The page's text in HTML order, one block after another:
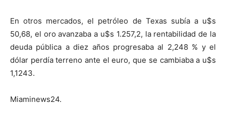
En otros mercados, el petróleo de Texas subía a u$s
50,68, el oro avanzaba a u$s 1.257,2, la rentabilidad de la
deuda pública a diez años progresaba al 2,248 % y el
dólar perdía terreno ante el euro, que se cambiaba a u$s
1,1243.
Miaminews24.